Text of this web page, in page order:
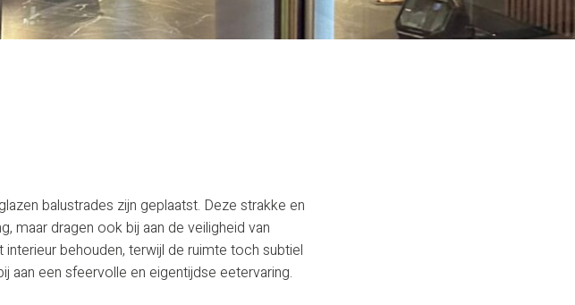
balustrades zijn geplaatst. Deze strakke en
maar dragen ook bij aan de veiligheid van
behouden, terwijl de ruimte toch subtiel
een sfeervolle en eigentijdse eetervaring.